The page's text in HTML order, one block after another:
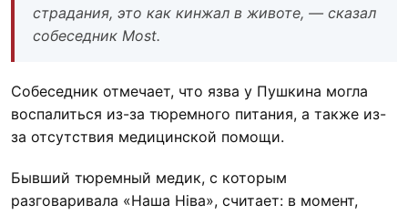
страдания, это как кинжал в животе, — сказал
собеседник Most.
Собеседник отмечает, что язва у Пушкина могла
воспалиться из-за тюремного питания, а также из-
за отсутствия медицинской помощи.
Бывший тюремный медик, с которым
разговаривала «Наша Ніва», считает: в момент,